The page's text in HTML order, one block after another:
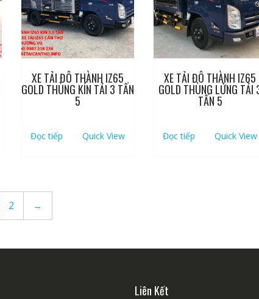
XE TẢI ĐÔ THÀNH IZ65
GOLD THÙNG KÍN TẢI 3 TẤN
5
Đọc tiếp Quick View
XE TẢI ĐÔ THÀNH IZ65
GOLD THÙNG LỬNG TẢI
TẤN 5
Đọc tiếp Quick View
2 →
Liên Kết